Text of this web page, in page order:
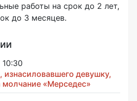
работы на срок до 2 лет,
до 3 месяцев.
10:30
девушку,
молчание «Мерседес»